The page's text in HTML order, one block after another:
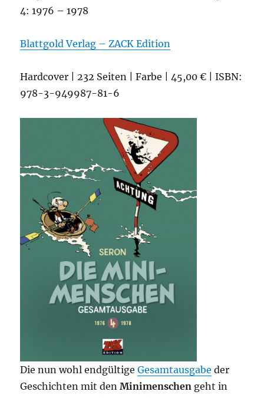
4: 1976 – 1978
Blattgold Verlag – ZACK Edition
Hardcover | 232 Seiten | Farbe | 45,00 € | ISBN:
978-3-949987-81-6
Die nun wohl endgültigeGesamtausgabe der
Geschichten mit denMinimenschen geht in